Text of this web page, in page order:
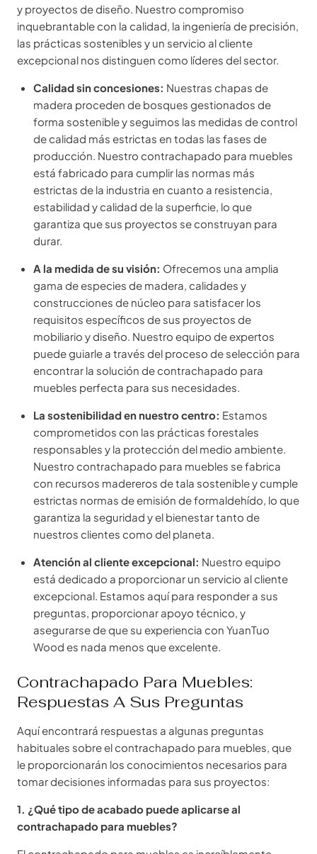
y proyectos de diseño. Nuestro compromiso
inquebrantable con la calidad, la ingeniería de precisión,
las prácticas sostenibles y un servicio al cliente
excepcional nos distinguen como líderes del sector.
Calidad sin concesiones: Nuestras chapas de
madera proceden de bosques gestionados de
forma sostenible y seguimos las medidas de control
de calidad más estrictas en todas las fases de
producción. Nuestro contrachapado para muebles
está fabricado para cumplir las normas más
estrictas de la industria en cuanto a resistencia,
estabilidad y calidad de la superficie, lo que
garantiza que sus proyectos se construyan para
durar.
A la medida de su visión: Ofrecemos una amplia
gama de especies de madera, calidades y
construcciones de núcleo para satisfacer los
requisitos específicos de sus proyectos de
mobiliario y diseño. Nuestro equipo de expertos
puede guiarle a través del proceso de selección para
encontrar la solución de contrachapado para
muebles perfecta para sus necesidades.
La sostenibilidad en nuestro centro: Estamos
comprometidos con las prácticas forestales
responsables y la protección del medio ambiente.
Nuestro contrachapado para muebles se fabrica
con recursos madereros de tala sostenible y cumple
estrictas normas de emisión de formaldehído, lo que
garantiza la seguridad y el bienestar tanto de
nuestros clientes como del planeta.
Atención al cliente excepcional: Nuestro equipo
está dedicado a proporcionar un servicio al cliente
excepcional. Estamos aquí para responder a sus
preguntas, proporcionar apoyo técnico, y
asegurarse de que su experiencia con YuanTuo
Wood es nada menos que excelente.
Contrachapado Para Muebles:
Respuestas A Sus Preguntas
Aquí encontrará respuestas a algunas preguntas
habituales sobre el contrachapado para muebles, que
le proporcionarán los conocimientos necesarios para
tomar decisiones informadas para sus proyectos:
1. ¿Qué tipo de acabado puede aplicarse al
contrachapado para muebles?